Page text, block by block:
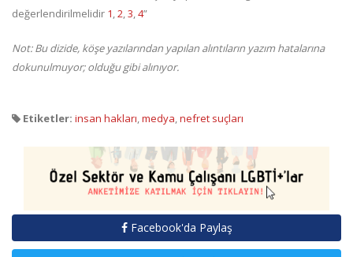
değerlendirilmelidir 1,2,3,4”
Not: Bu dizide, köşe yazılarından yapılan alıntıların yazım hatalarına
dokunulmuyor; olduğu gibi alınıyor.
Etiketler: insan hakları,medya,nefret suçları
Facebook'da Paylaş